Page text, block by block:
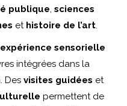
publique, sciences
et histoire de l’art.
expérience sensorielle
intégrées dans la
Des visites guidées et
permettent de